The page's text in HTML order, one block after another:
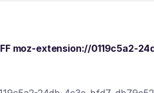
moz-extension://0119c5a2-